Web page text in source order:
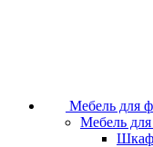
Мебель для
Мебель